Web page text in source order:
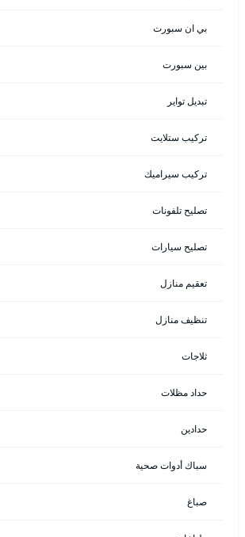
بي ان سبورت
بين سبورت
تبديل تواير
تركيب ستلايت
تركيب سيراميك
تصليح تلفونات
تصليح سيارات
تعقيم منازل
تنظيف منازل
ثلاجات
حداد مظلات
حدادين
سباك أدوات صحية
صباغ